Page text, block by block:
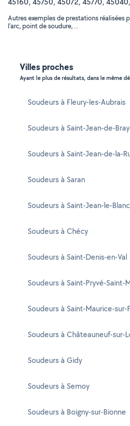
Autres exemples de prestations réalisées
l'arc, point de soudure, ..
Villes proches
Ayant le plus de résultats, dans le même
Soudeurs à Fleury-les-Aubrais
Soudeurs à Saint-Jean-de-
Soudeurs à Saint-Jean-de-la-
Soudeurs à Saran
Soudeurs à Saint-Jean-le-Blanc
Soudeurs à Chécy
Soudeurs à Saint-Denis-en-Val
Soudeurs à Saint-Pryvé-Saint-
Soudeurs à Saint-Maurice-sur-
Soudeurs à Châteauneuf-sur-
Soudeurs à Gidy
Soudeurs à Semoy
Soudeurs à Boigny-sur-Bionne